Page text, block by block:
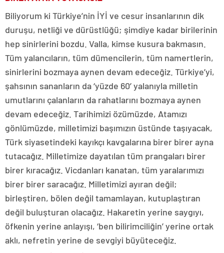
Biliyorum ki Türkiye’nin İYİ ve cesur insanlarının dik
duruşu, netliği ve dürüstlüğü; şimdiye kadar birilerinin
hep sinirlerini bozdu. Valla, kimse kusura bakmasın.
Tüm yalancıların, tüm dümencilerin, tüm namertlerin,
sinirlerini bozmaya aynen devam edeceğiz. Türkiye’yi,
şahsının sananların da ‘yüzde 60’ yalanıyla milletin
umutlarını çalanların da rahatlarını bozmaya aynen
devam edeceğiz. Tarihimizi özümüzde, Atamızı
gönlümüzde, milletimizi başımızın üstünde taşıyacak,
Türk siyasetindeki kayıkçı kavgalarına birer birer ayna
tutacağız. Milletimize dayatılan tüm prangaları birer
birer kıracağız. Vicdanları kanatan, tüm yaralarımızı
birer birer saracağız. Milletimizi ayıran değil;
birleştiren, bölen değil tamamlayan, kutuplaştıran
değil buluşturan olacağız. Hakaretin yerine saygıyı,
öfkenin yerine anlayışı, ‘ben bilirimciliğin’ yerine ortak
aklı, nefretin yerine de sevgiyi büyüteceğiz.